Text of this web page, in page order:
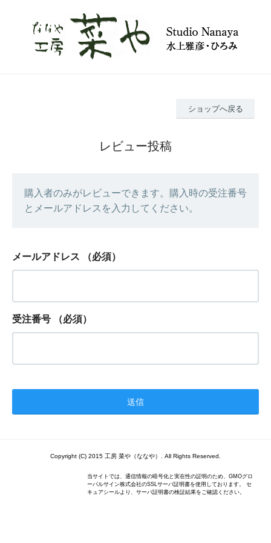
ショップへ戻る
レビュー投稿
購入者のみがレビューできます。購入時の受注番号
とメールアドレスを入力してください。
メールアドレス （必須）
受注番号 （必須）
Copyright (C) 2015 工房 菜や（ななや）. All Rights Reserved.
当サイトでは、通信情報の暗号化と実在性の証明のため、GMOグロ
ーバルサイン株式会社のSSLサーバ証明書を使用しております。 セ
キュアシールより、サーバ証明書の検証結果をご確認ください。